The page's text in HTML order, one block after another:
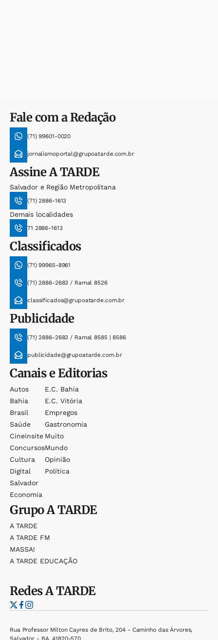
Fale com a Redação
(71) 99601-0020
jornalismoportal@grupoatarde.com.br
AssineA TARDE
Salvador e Região Metropolitana
(71) 2886-1613
Demais localidades
71 2886-1613
Classificados
(71) 99965-8961
(71) 2886-2683 / Ramal 8526
classificados@grupoatarde.com.br
Publicidade
(71) 2886-2683 / Ramal 8585 | 8586
publicidade@grupoatarde.com.br
Canais e Editorias
Autos
Bahia
Brasil
Saúde
Cineinsite
Concursos
Cultura
Digital
Salvador
Economia
E.c. Bahia
E.c. Vitória
Empregos
Gastronomia
Muito
Mundo
Opinião
Política
GrupoA TARDE
A TARDE
A TARDE FM
MASSA!
A TARDE EDUCAÇÃO
RedesA TARDE
Rua Professor Milton Cayres de Brito, 204 - Caminho das Árvores,
Salvador - BA, 41820-570